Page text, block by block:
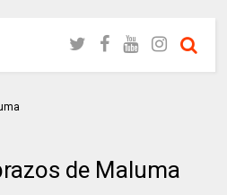
de Maluma